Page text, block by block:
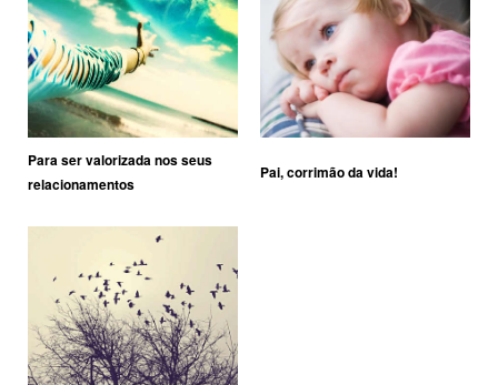
Para ser valorizada nos seus
relacionamentos
Pai, corrimão da vida!